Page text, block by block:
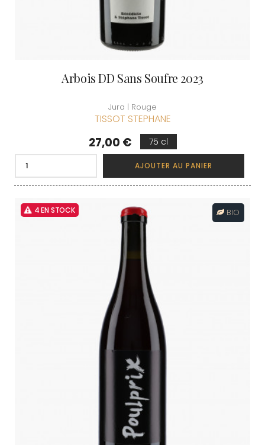
Arbois DD Sans Soufre 2023
Jura | Rouge
TISSOT STEPHANE
Prix
27,00 € 75 cl
AJOUTER AU PANIER
4 EN STOCK BIO